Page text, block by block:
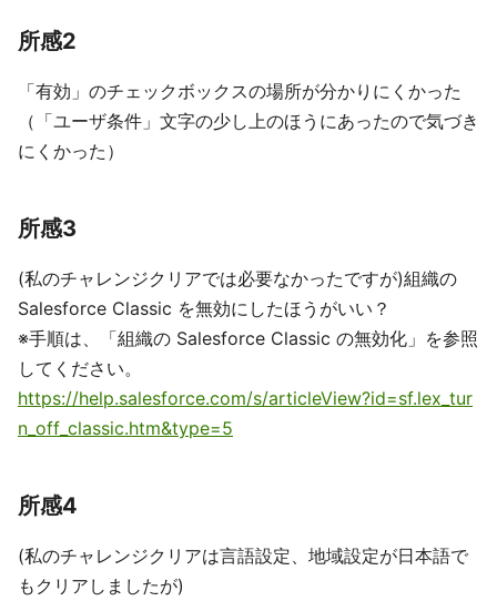
所感2
「有効」のチェックボックスの場所が分かりにくかった
（「ユーザ条件」文字の少し上のほうにあったので気づき
にくかった）
所感3
(私のチャレンジクリアでは必要なかったですが)組織の
Salesforce Classic を無効にしたほうがいい？
※手順は、「組織の Salesforce Classic の無効化」を参照
してください。
https://help.salesforce.com/s/articleView?id=sf.lex_tur
n_off_classic.htm&type=5
所感4
(私のチャレンジクリアは言語設定、地域設定が日本語で
もクリアしましたが)